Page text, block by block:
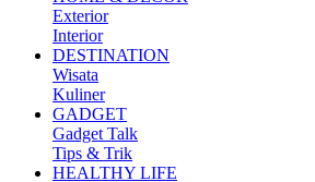
Exterior
Interior
DESTINATION
Wisata
Kuliner
GADGET
Gadget Talk
Tips & Trik
HEALTHY LIFE